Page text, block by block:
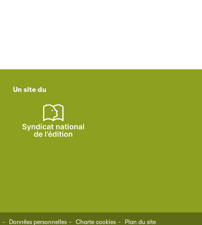
Un site du
Données personnelles Charte cookies Plan du site